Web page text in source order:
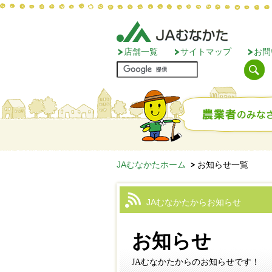
店舗一覧 サイトマップ お
JAむなかたホーム お知らせ一覧
JAむなかたからお知らせ
お知らせ
JAむなかたからのお知らせです！